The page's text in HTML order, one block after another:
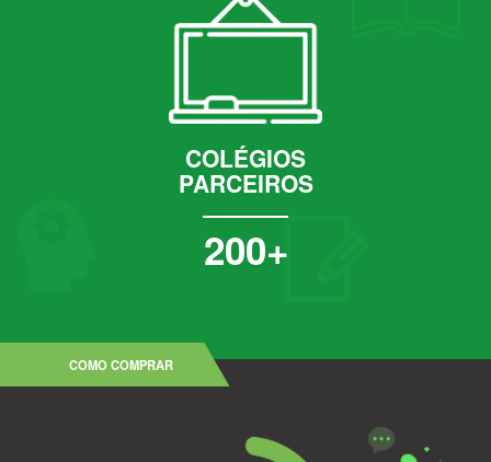
COLÉGIOS
PARCEIROS
200+
COMO COMPRAR